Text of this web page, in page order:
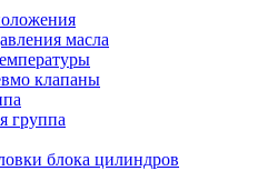
масла
клапаны
группа
блока цилиндров